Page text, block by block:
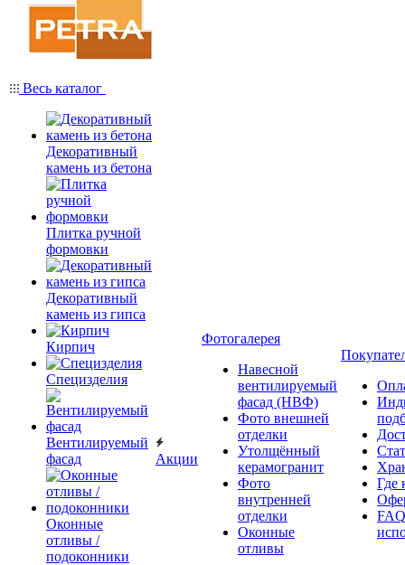
Весь каталог
Декоративный
камень из бетона
Плитка ручной
формовки
Декоративный
камень из гипса
Кирпич
Специзделия
Вентилируемый
фасад
Оконные
отливы /
подоконники
Акции
Фотогалерея
Навесной
вентилируемый
фасад (НВФ)
Фото внешней
отделки
Утолщённый
керамогранит
Фото
внутренней
отделки
Оконные
отливы
Где